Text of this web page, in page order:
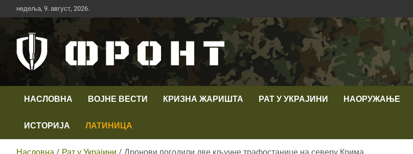
Скип
то
недеља, 9. август, 2026.
Телевизија ФРОНТ
НАСЛОВНА ВОЈНЕ ВЕСТИ КРИЗНА ЖАРИШТА РАТ У УКРАЈИНИ НАОРУЖАЊЕ
ИСТОРИЈА ЛАТИНИЦА